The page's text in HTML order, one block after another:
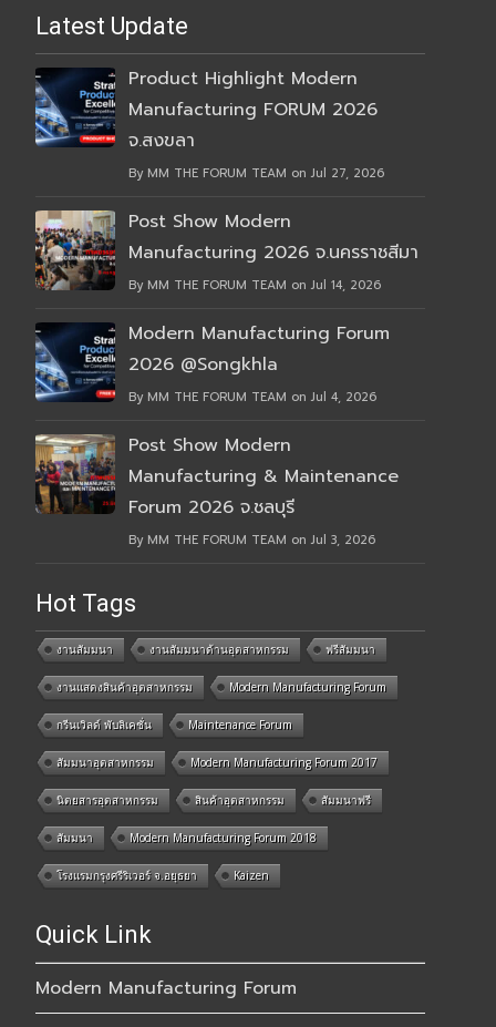
Latest Update
Product Highlight Modern
Manufacturing FORUM 2026
จ.สงขลา
By MM THE FORUM TEAM on Jul 27, 2026
Post Show Modern
Manufacturing 2026 จ.นครราชสีมา
By MM THE FORUM TEAM on Jul 14, 2026
Modern Manufacturing Forum
2026 @Songkhla
By MM THE FORUM TEAM on Jul 4, 2026
Post Show Modern
Manufacturing & Maintenance
Forum 2026 จ.ชลบุรี
By MM THE FORUM TEAM on Jul 3, 2026
Hot Tags
งานสัมมนา งานสัมมนาด้านอุตสาหกรรม ฟรีสัมมนา
งานแสดงสินค้าอุตสาหกรรม Modern Manufacturing Forum
กรีนเวิลด์ พับลิเคชั่น Maintenance Forum
สัมมนาอุตสาหกรรม Modern Manufacturing Forum 2017
นิตยสารอุตสาหกรรม สินค้าอุตสาหกรรม สัมมนาฟรี
สัมมนา Modern Manufacturing Forum 2018
โรงแรมกรุงศรีริเวอร์ จ.อยุธยา Kaizen
Quick Link
Modern Manufacturing Forum